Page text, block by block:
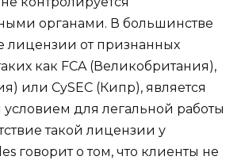
органами. В большинстве
лицензии от признанных
как FCA (Великобритания),
или CySEC (Кипр), является
условием для легальной работы
такой лицензии у
говорит о том, что клиенты не